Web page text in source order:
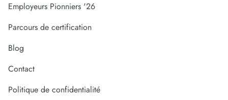
Employeurs Pionniers '26
Parcours de certification
Blog
Contact
Politique de confidentialité